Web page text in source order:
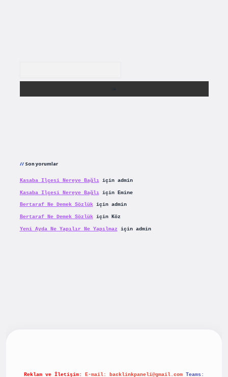
Son yorumlar
Kasaba Ilçesi Nereye Bağlıiçin admin
Kasaba Ilçesi Nereye Bağlıiçin Emine
Bertaraf Ne Demek Sözlükiçin admin
Bertaraf Ne Demek Sözlükiçin Köz
Yeni Ayda Ne Yapılır Ne Yapılmaziçin admin
Reklam ve İletişim: E-mail: backlinkpaneli@gmail.com Teams: